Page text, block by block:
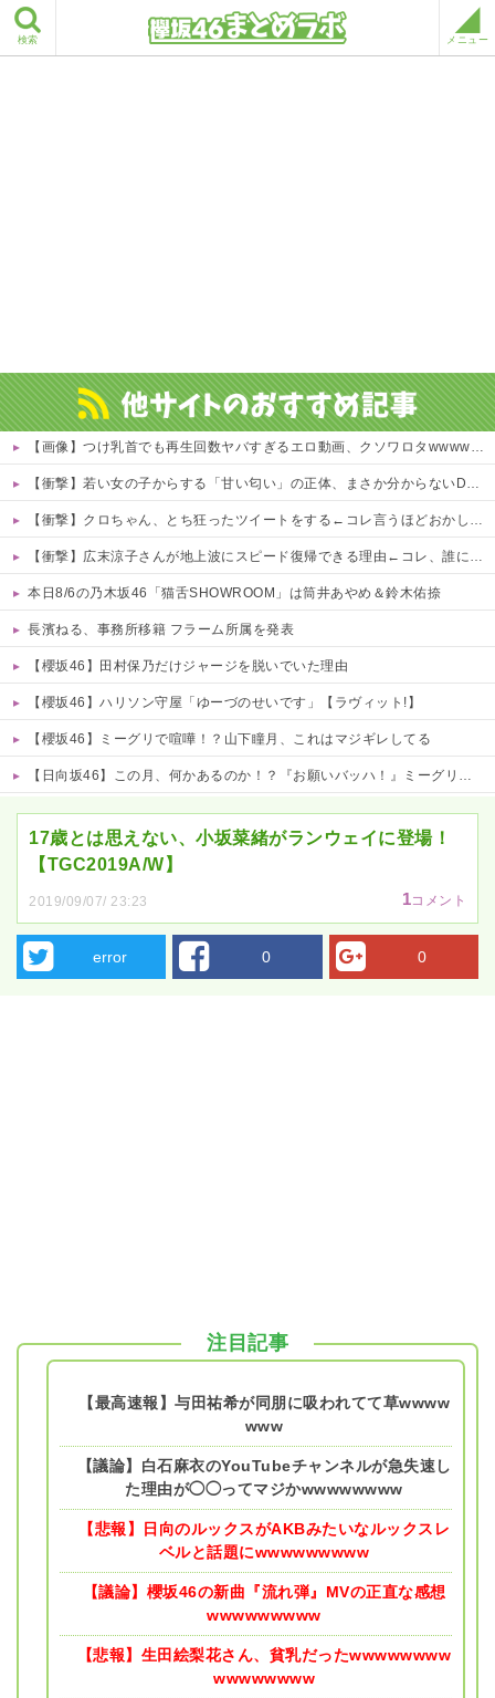
検索 メニュー
【画像】つけ乳首でも再生回数ヤバすぎるエロ動画、クソワロタwwww 他
【衝撃】若い女の子からする「甘い匂い」の正体、まさか分からないDTなんておらんよな？よな？w w w w w w w w w w w
【衝撃】クロちゃん、とち狂ったツイートをする←コレ言うほどおかしいか？？？？？？
【衝撃】広末涼子さんが地上波にスピード復帰できる理由←コレ、誰にも分からない模様w w w w w w w w
本日8/6の乃木坂46「猫舌SHOWROOM」は筒井あやめ＆鈴木佑捺
長濱ねる、事務所移籍 フラーム所属を発表
【櫻坂46】田村保乃だけジャージを脱いでいた理由
【櫻坂46】ハリソン守屋「ゆーづのせいです」【ラヴィット!】
【櫻坂46】ミーグリで喧嘩！？山下瞳月、これはマジギレしてる
【日向坂46】この月、何かあるのか！？『お願いバッハ！』ミーグリ日程がこちら
17歳とは思えない、小坂菜緒がランウェイに登場！
【TGC2019A/W】
2019/09/07/ 23:23 1コメント
error 0 0
注目記事
【最高速報】与田祐希が同朋に吸われてて草wwww
www
【議論】白石麻衣のYouTubeチャンネルが急失速し
た理由が◯◯ってマジかwwwwwwww
【悲報】日向のルックスがAKBみたいなルックスレ
ベルと話題にwwwwwwwww
【議論】櫻坂46の新曲『流れ弾』MVの正直な感想
wwwwwwwww
【悲報】生田絵梨花さん、貧乳だったwwwwwwww
wwwwwwww